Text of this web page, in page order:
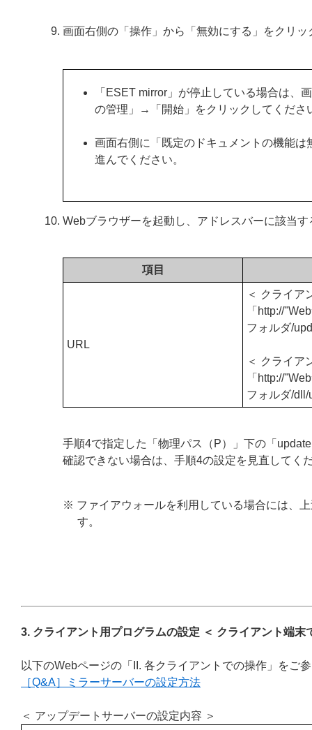
画面右側の「操作」から「無効にする」をクリッ
「ESET mirror」が停止している場合は
の管理」→「開始」をクリックしてくださ
画面右側に「既定のドキュメントの機能
進んでください。
Webブラウザーを起動し、アドレスバーに該当
項目
URL
＜ クライア
「http://
フォルダ/
＜ クライア
「http://
フォルダ/dll/
手順4で指定した「物理パス（P）」下の「
確認できない場合は、手順4の設定を見直してく
※ ファイアウォールを利用している場合には、
す。
3. クライアント用プログラムの設定 ＜ クライアント端末
以下のWebページの「II. 各クライアントでの操作」をご
［Q&A］ミラーサーバーの設定方法
＜ アップデートサーバーの設定内容 ＞